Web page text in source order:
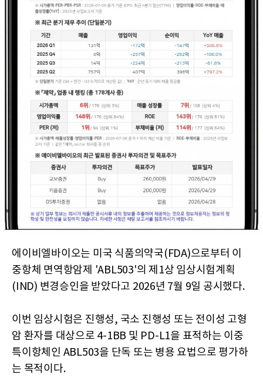
에이비엘바이오는 미국 식품의약국(FDA)으로부터 이
중항체 면역항암제 'ABL503'의 제1상 임상시험계획
(IND) 변경승인을 받았다고 2026년 7월 9일 공시했다.
이번 임상시험은 진행성, 국소 진행성 또는 전이성 고형
암 환자를 대상으로 4-1BB 및 PD-L1을 표적하는 이중
특이항체인 ABL503을 단독 또는 병용 요법으로 평가하
는 목적이다.